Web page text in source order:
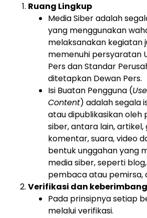
Ruang Lingkup
Media Siber adalah
yang menggunakan
melaksanakan kegiatan
memenuhi persyaratan
Pers dan Standar
ditetapkan Dewan Pers.
Isi Buatan Pengguna (
Content) adalah segala
atau dipublikasikan oleh
siber, antara lain, artikel,
komentar, suara, video
bentuk unggahan yang
media siber, seperti
pembaca atau pemirsa,
Verifikasi dan
Pada prinsipnya setiap
melalui verifikasi.